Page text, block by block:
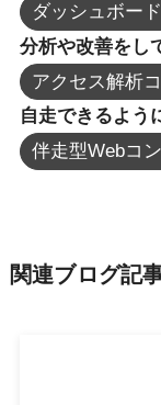
ダッシュボー
分析や改善をし
アクセス解析
自走できるよう
伴走型Webコ
関連ブログ記